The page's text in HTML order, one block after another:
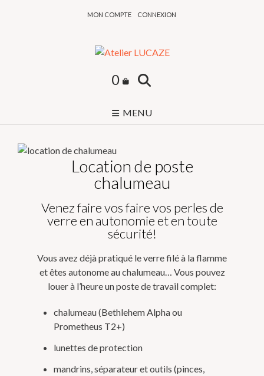
MON COMPTE CONNEXION
0
MENU
Location de poste
chalumeau
Venez faire vos faire vos perles de
verre en autonomie et en toute
sécurité!
Vous avez déjà pratiqué le verre filé à la flamme
et êtes autonome au chalumeau… Vous pouvez
louer à l’heure un poste de travail complet:
chalumeau (Bethlehem Alpha ou
Prometheus T2+)
lunettes de protection
mandrins, séparateur et outils (pinces,